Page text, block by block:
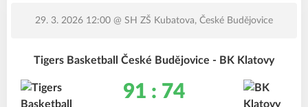
29. 3. 2026 12:00 @ SH ZŠ Kubatova, České Budějovice
Tigers Basketball České Budějovice - BK Klatovy
91 : 74